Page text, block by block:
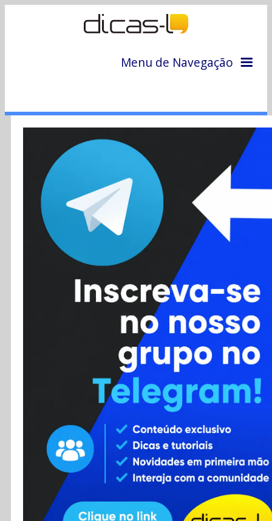
Menu de Navegação
Colunas
Colaboradores
Cursos
Enviar Dica
Contato
RSS